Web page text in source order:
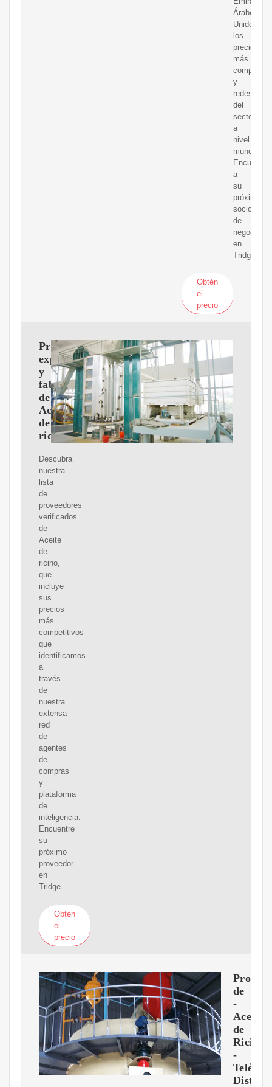
Árabes
Unidoscon
los
precios
más
y
redes
del
sector
a
nivel
mundial.
Encuentre
a
su
próximo
socio
de
negocios
en
Tridge.
Obtén
el
precio
Proveedores,
exportadores
y
fabricantes
de
Aceite
de
ricino
Descubra
nuestra
lista
de
proveedores
verificados
de
Aceite
de
ricino,
que
incluye
sus
precios
más
competitivos
que
identificamos
a
través
de
nuestra
extensa
red
de
agentes
de
compras
y
plataforma
de
inteligencia.
Encuentre
su
próximo
proveedor
en
Tridge.
Obtén
el
precio
de
-
Aceite
de
Ricino
-